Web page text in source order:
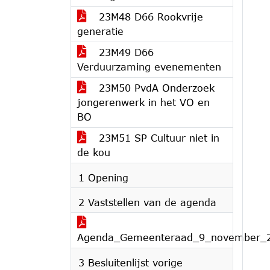
23M48 D66 Rookvrije
generatie
23M49 D66
Verduurzaming evenementen
23M50 PvdA Onderzoek
jongerenwerk in het VO en
BO
23M51 SP Cultuur niet in
de kou
1 Opening
2 Vaststellen van de agenda
3 Besluitenlijst vorige